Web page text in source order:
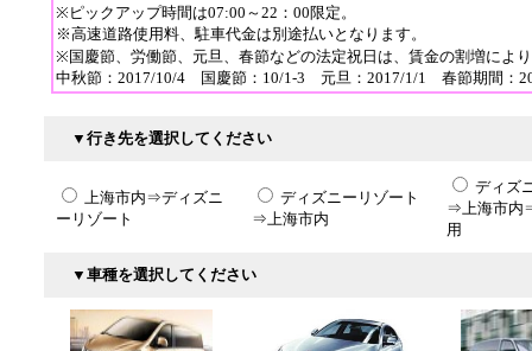
※ピックアップ時間は07:00～22：00限定。
※高速道路使用料、駐車代金は別途払いとなります。
※国慶節、労働節、元旦、春節などの法定祝日は、賃金の割増によ
中秋節：2017/10/4 国慶節：10/1-3 元旦：2017/1/1 春節期間：
▼行き先を選択してください
上海市内⇒ディズニ
ーリゾート
ディズニーリゾート
⇒上海市内
ディズ
⇒上海市内
用
▼車種を選択してください